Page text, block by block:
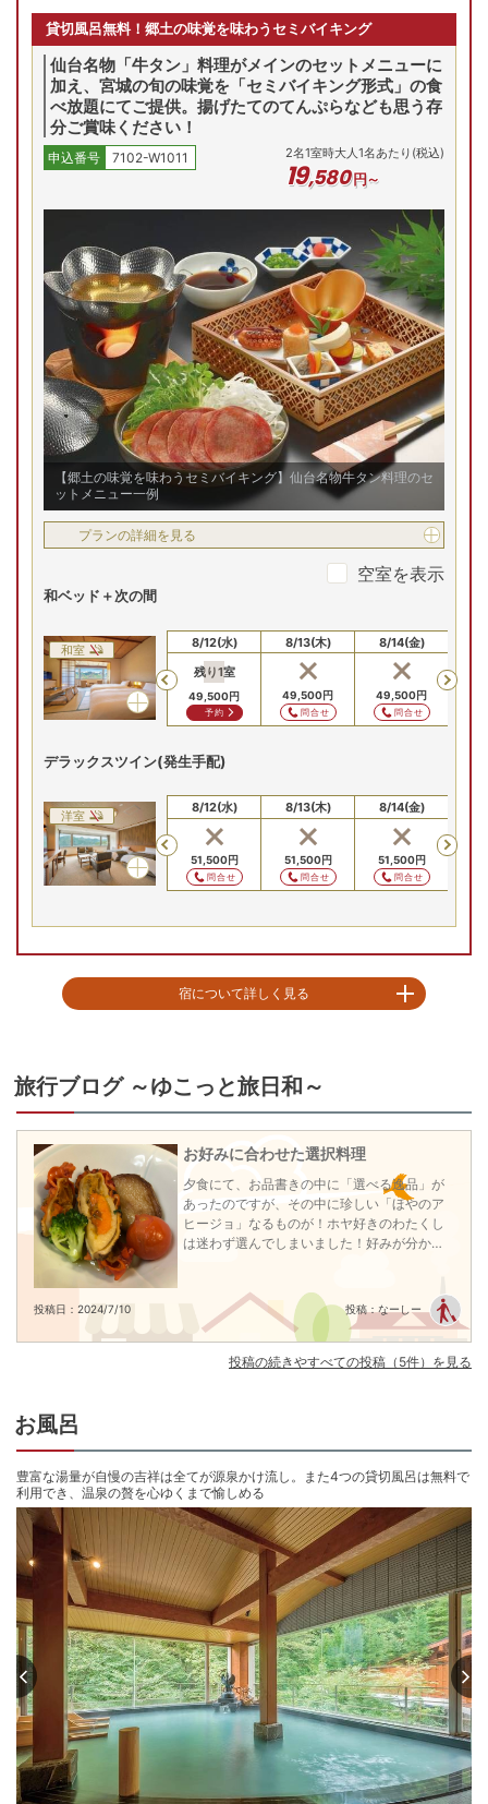
貸切風呂無料！郷土の味覚を味わうセミバイキング
仙台名物「牛タン」料理がメインのセットメニューに
加え、宮城の旬の味覚を「セミバイキング形式」の食
べ放題にてご提供。揚げたてのてんぷらなども思う存
分ご賞味ください！
申込番号 7102-W1011 2名1室時大人1名あたり(税込)
19,580円～
【郷土の味覚を味わうセミバイキング】仙台名物牛タン料理のセ
ットメニュー一例
プランの詳細を見る
空室を表示
和ベッド＋次の間
和室
Previous
8/10(月)
円
問合せ
8/11(火)
49,500円
問合せ
8/12(水)
残り1室
49,500円
予約
8/13(木)
49,500円
問合せ
8/14(金)
49,500円
問合せ
デラックスツイン(発生手配)
洋室
Previous
8/10(月)
円
問合せ
8/11(火)
51,500円
問合せ
8/12(水)
51,500円
問合せ
8/13(木)
51,500円
問合せ
8/14(金)
51,500円
問合せ
宿について詳しく見る
大自然が魅せる四季折々の風景、日によって色合いやとろみまで変わる名
湯、山と海がもたらす多彩な郷土の味覚でおもてなし。
豊富な湯量が自慢の温泉は、大浴場から露天風呂、貸切風呂まで、温泉の醍
はクレンジング効果のある『美肌の湯』日によって湯の花が咲いたり、｢うす
い琥珀｣｢白濁｣｢透明｣とその色合いやとろみまで変わる『一期一会の湯』で
す。４つの貸切風呂は、鳴子温泉では珍しくすべて無料。人目を気にするこ
となく、温泉の贅を心ゆくまでお愉しみください
【嬉しい宿泊特典】
■4か所貸切風呂が無料
■ラウンジで珈琲・紅茶サービス
■お夜食にラーメンサービス（22時半～23時半）
■湯上りアイスキャンデー・朝はヤクルトをサービス
※全客室内Wi-Fi設置有
チェックイン15:00〜19:00
チェックアウト 〜11:00
旅行ブログ ～ゆこっと旅日和～
お好みに合わせた選択料理
夕食にて、お品書きの中に「選べる逸品」が
あったのですが、その中に珍しい「ほやのア
ヒージョ」なるものが！ホヤ好きのわたくし
は迷わず選んでしまいました！好みが分かれ
うです！
投稿日：2024/7/10 投稿：なーしー
投稿の続きやすべての投稿（5件）を見る
お風呂
豊富な湯量が自慢の吉祥は全てが源泉かけ流し。また4つの貸切風呂は無料で
利用でき、温泉の贅を心ゆくまで愉しめる